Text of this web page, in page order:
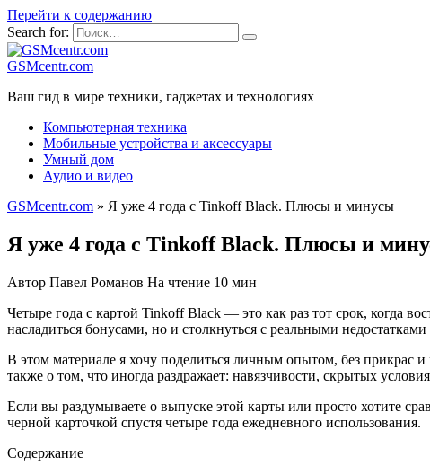
Перейти к содержанию
Search for:
GSMcentr.com
Ваш гид в мире техники, гаджетах и технологиях
Компьютерная техника
Мобильные устройства и аксессуары
Умный дом
Аудио и видео
GSMcentr.com » Я уже 4 года с Tinkoff Black. Плюсы и минусы
Я уже 4 года с Tinkoff Black. Плюсы и
Автор Павел Романов На чтение 10 мин
Четыре годa с картой Tinkoff Black — это как раз тот срок, когда
насладиться бонусами, но и столкнуться с реальными
В этом материале я хочу поделитьcя личным опытом, без прикрас
также о том, что иногда раздражает: навязчивости, скрытых
Если вы рaздумываете о выпуске этой карты или просто хотите
черной карточкой спустя четыре года ежедневного использования.
Содержание